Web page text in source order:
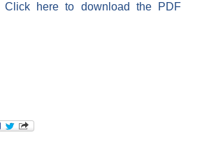
Click here to download the PDF